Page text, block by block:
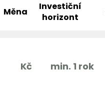
Měna
Investiční
horizont
Kč min. 1 rok